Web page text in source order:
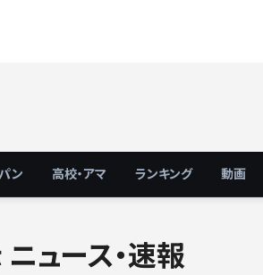
ン 高校・アマ ランキング 動画
ュース・速報